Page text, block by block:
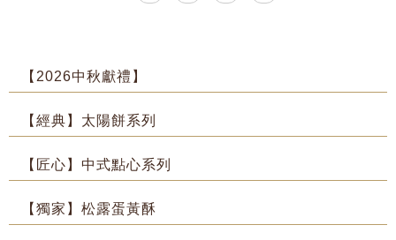
【2026中秋獻禮】
【經典】太陽餅系列
【匠心】中式點心系列
【獨家】松露蛋黃酥